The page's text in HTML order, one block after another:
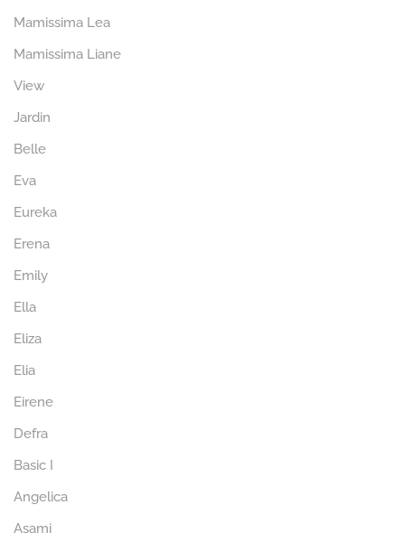
Mamissima Lea
Mamissima Liane
View
Jardin
Belle
Eva
Eureka
Erena
Emily
Ella
Eliza
Elia
Eirene
Defra
Basic I
Angelica
Asami